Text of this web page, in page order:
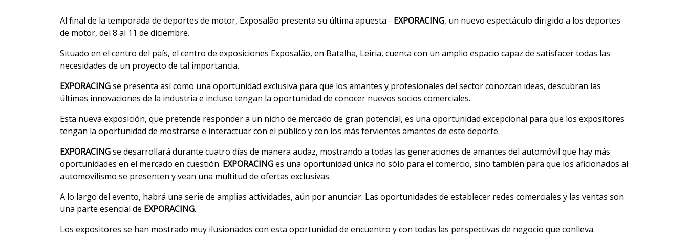
Al final de la temporada de deportes de motor, Exposalão presenta su última apuesta - EXPORACING, un nuevo espectáculo dirigido a los deportes
de motor, del 8 al 11 de diciembre.
Situado en el centro del país, el centro de exposiciones Exposalão, en Batalha, Leiria, cuenta con un amplio espacio capaz de satisfacer todas las
necesidades de un proyecto de tal importancia.
EXPORACINGse presenta así como una oportunidad exclusiva para que los amantes y profesionales del sector conozcan ideas, descubran las
últimas innovaciones de la industria e incluso tengan la oportunidad de conocer nuevos socios comerciales.
Esta nueva exposición, que pretende responder a un nicho de mercado de gran potencial, es una oportunidad excepcional para que los expositores
tengan la oportunidad de mostrarse e interactuar con el público y con los más fervientes amantes de este deporte.
EXPORACINGse desarrollará durante cuatro días de manera audaz, mostrando a todas las generaciones de amantes del automóvil que hay más
oportunidades en el mercado en cuestión. EXPORACINGes una oportunidad única no sólo para el comercio, sino también para que los aficionados al
automovilismo se presenten y vean una multitud de ofertas exclusivas.
A lo largo del evento, habrá una serie de amplias actividades, aún por anunciar. Las oportunidades de establecer redes comerciales y las ventas son
una parte esencial de EXPORACING.
Los expositores se han mostrado muy ilusionados con esta oportunidad de encuentro y con todas las perspectivas de negocio que conlleva.